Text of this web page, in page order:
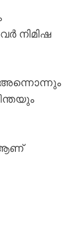
നിമിഷ
അന്നൊന്നും
ആണ്